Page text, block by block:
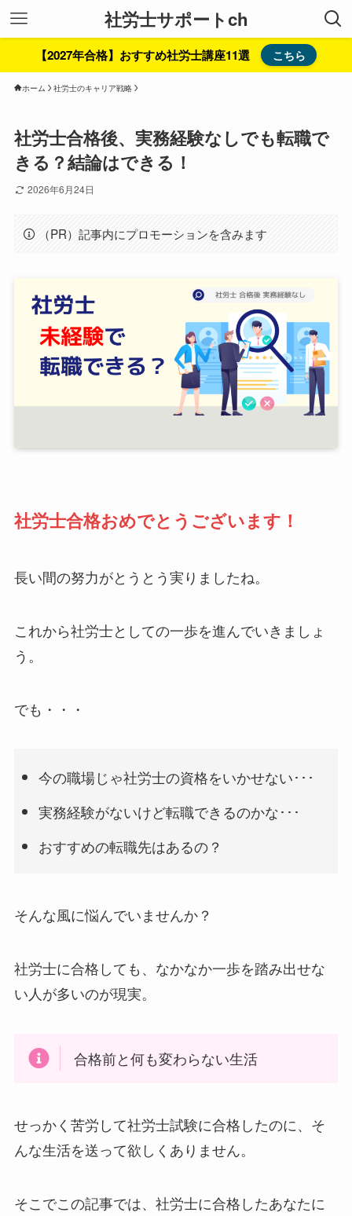
社労士サポートch
【2027年合格】おすすめ社労士講座11選 こちら
ホーム 社労士のキャリア戦略
社労士合格後、実務経験なしでも転職で
きる？結論はできる！
2026年6月24日
（PR）記事内にプロモーションを含みます
社労士合格おめでとうございます！
長い間の努力がとうとう実りましたね。
これから社労士としての一歩を進んでいきましょ
う。
でも・・・
今の職場じゃ社労士の資格をいかせない･･･
実務経験がないけど転職できるのかな･･･
おすすめの転職先はあるの？
そんな風に悩んでいませんか？
社労士に合格しても、なかなか一歩を踏み出せな
い人が多いのが現実。
合格前と何も変わらない生活
せっかく苦労して社労士試験に合格したのに、そ
んな生活を送って欲しくありません。
そこでこの記事では、社労士に合格したあなたに